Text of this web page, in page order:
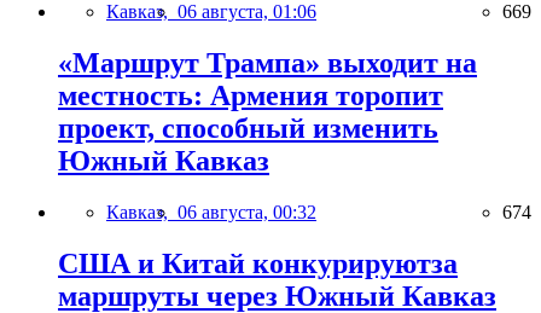
Кавказ, 06 августа, 01:06 669
«Маршрут Трампа» выходит на
местность: Армения торопит
проект, способный изменить
Южный Кавказ
Кавказ, 06 августа, 00:32 674
США и Китай конкурируютза
маршруты через Южный Кавказ